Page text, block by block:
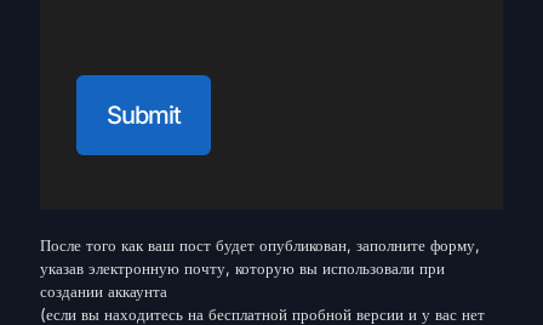
После того как ваш пост будет опубликован, заполните форму,
указав электронную почту, которую вы использовали при
создании аккаунта
(если вы находитесь на бесплатной пробной версии и у вас нет